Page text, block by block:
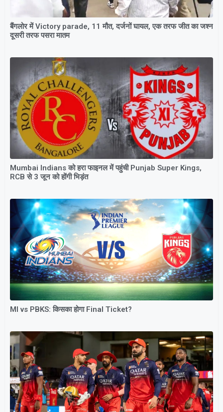
बैंगलोर में Victory parade, 11 मौत, दर्जनों घायल, एक तरफ जीत का जश्न
दूसरी तरफ पसरा मातम
Mumbai Indians को हरा फाइनल में पहुंची Punjab Super Kings,
RCB से 3 जून को होंगी भिड़ंत
MI vs PBKS: किसका होगा Final Ticket?